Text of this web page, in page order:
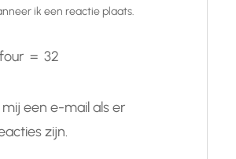
ik een reactie plaats.
four = 32
mij een e-mail als er
zijn.